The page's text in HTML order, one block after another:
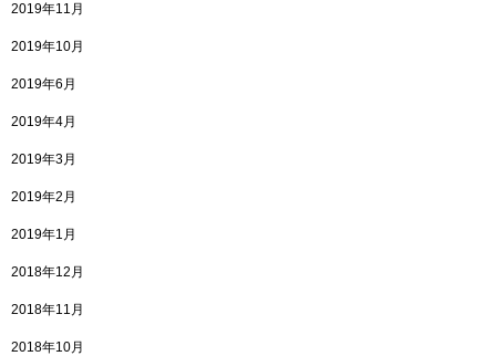
2019年11月
2019年10月
2019年6月
2019年4月
2019年3月
2019年2月
2019年1月
2018年12月
2018年11月
2018年10月